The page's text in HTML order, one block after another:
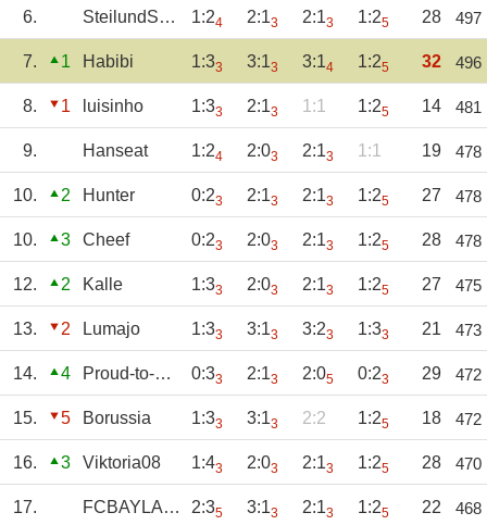
6. SteilundSchnell 1:24 2:13 2:13 1:25 28 497
7. 1 Habibi 1:33 3:13 3:14 1:25 32 496
8. 1 luisinho 1:33 2:13 1:1 1:25 14 481
9. Hanseat 1:24 2:03 2:13 1:1 19 478
10. 2 Hunter 0:23 2:13 2:13 1:25 27 478
10. 3 Cheef 0:23 2:03 2:13 1:25 28 478
12. 2 Kalle 1:33 2:03 2:13 1:25 27 475
13. 2 Lumajo 1:33 3:13 3:23 1:33 21 473
14. 4 Proud-to-be-S04 0:33 2:13 2:05 0:23 29 472
15. 5 Borussia 1:33 3:13 2:2 1:25 18 472
16. 3 Viktoria08 1:43 2:03 2:13 1:25 28 470
17. FCBAYLAND 2:35 3:13 2:13 1:25 22 468